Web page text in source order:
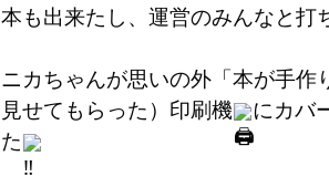
本も出来たし、運営のみんなと打
ニカちゃんが思いの外「本が手作
見せてもらった）印刷機
にカバ
た